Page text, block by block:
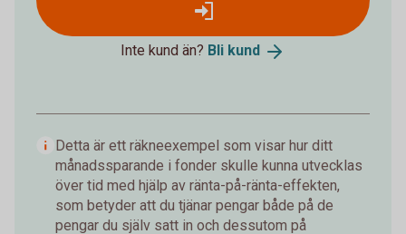
Inte kund än? Bli kund
Detta är ett räkneexempel som visar hur ditt
månadssparande i fonder skulle kunna utvecklas
över tid med hjälp av ränta-på-ränta-effekten,
som betyder att du tjänar pengar både på de
pengar du själv satt in och dessutom på